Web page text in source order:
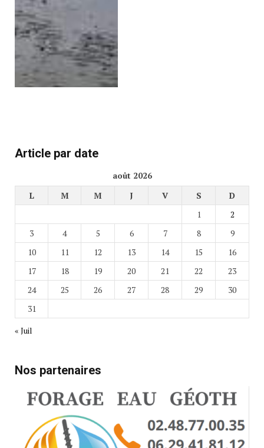
Article par date
août 2026
L
M M J V S
D
1
2
3
4 5 6 7 8
9
10
11 12 13 14 15
16
17
18 19 20 21 22
23
24
25 26 27 28 29
30
31
« Juil
Nos partenaires